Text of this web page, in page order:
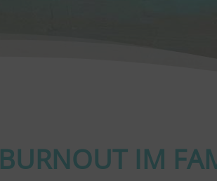
BURNOUT IM